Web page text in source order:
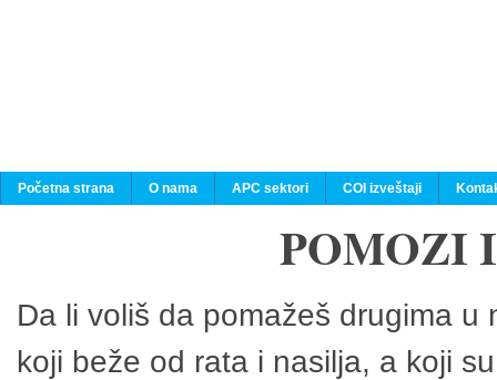
Početna strana O nama APC sektori COI izveštaji
POMOZI
Da li voliš da pomažeš drugima
koji beže od rata i nasilja, a koji